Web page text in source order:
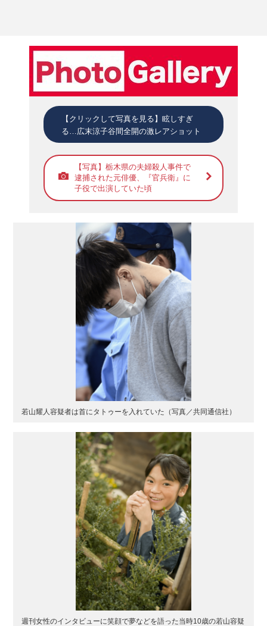
【クリックして写真を見る】眩しすぎ
る…広末涼子谷間全開の激レアショット
【写真】栃木県の夫婦殺人事件で
逮捕された元俳優、『官兵衛』に
子役で出演していた頃
若山耀人容疑者は首にタトゥーを入れていた（写真／共同通信社）
週刊女性のインタビューに笑顔で夢などを語った当時10歳の若山容疑